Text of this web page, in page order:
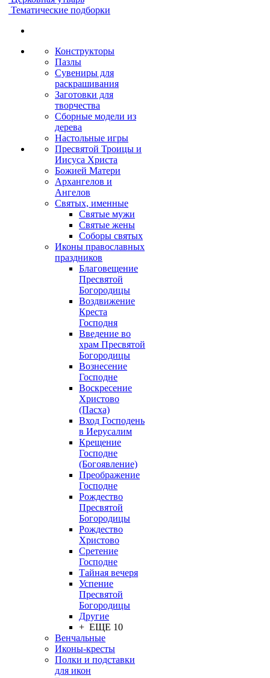
Тематические подборки
Конструкторы
Пазлы
Сувениры для
раскрашивания
Заготовки для
творчества
Сборные модели из
дерева
Настольные игры
Пресвятой Троицы и
Иисуса Христа
Божией Матери
Архангелов и
Ангелов
Святых, именные
Святые мужи
Святые жены
Соборы святых
Иконы православных
праздников
Благовещение
Пресвятой
Богородицы
Воздвижение
Креста
Господня
Введение во
храм Пресвятой
Богородицы
Вознесение
Господне
Воскресение
Христово
(Пасха)
Вход Господень
в Иерусалим
Крещение
Господне
(Богоявление)
Преображение
Господне
Рождество
Пресвятой
Богородицы
Рождество
Христово
Сретение
Господне
Тайная вечеря
Успение
Пресвятой
Богородицы
Другие
+ ЕЩЕ 10
Венчальные
Иконы-кресты
Полки и подставки
для икон